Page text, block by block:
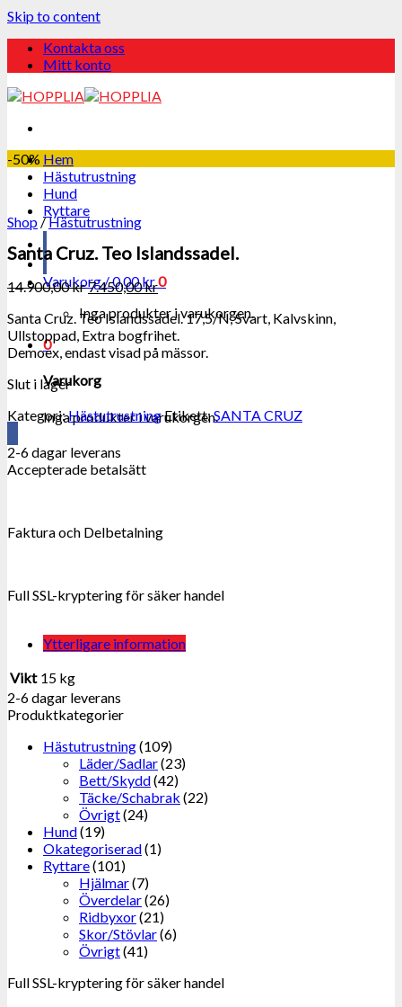
Skip to content
Kontakta oss
Mitt konto
Hem
Hästutrustning
Hund
Ryttare
Varukorg /0,00kr0
Inga produkter i varukorgen.
0
Varukorg
Inga produkter i varukorgen.
-50%
Shop /Hästutrustning
Santa Cruz. Teo Islandssadel.
14.900,00kr7.450,00kr
Santa Cruz. Teo Islandssadel. 17,5/N, Svart, Kalvskinn,
Ullstoppad, Extra bogfrihet.
Demoex, endast visad på mässor.
Slut i lager
Kategori:HästutrustningEtikett:SANTA CRUZ
2-6 dagar leverans
Accepterade betalsätt
Faktura och Delbetalning
Full SSL-kryptering för säker handel
Ytterligare information
Vikt 15 kg
2-6 dagar leverans
Produktkategorier
Hästutrustning(109)
Läder/Sadlar(23)
Bett/Skydd(42)
Täcke/Schabrak (22)
Övrigt(24)
Hund(19)
Okategoriserad(1)
Ryttare(101)
Hjälmar(7)
Överdelar(26)
Ridbyxor(21)
Skor/Stövlar(6)
Övrigt(41)
Full SSL-kryptering för säker handel